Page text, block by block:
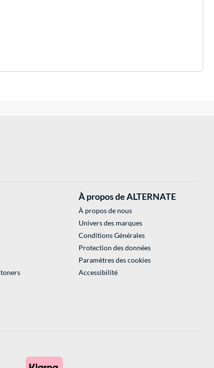
À propos de ALTERNATE
À propos de nous
Univers des marques
Conditions Générales
Protection des données
Paramètres des cookies
Accessibilité